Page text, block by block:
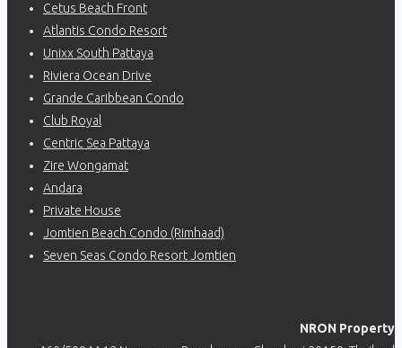
Cetus Beach Front
Atlantis Condo Resort
Unixx South Pattaya
Riviera Ocean Drive
Grande Caribbean Condo
Club Royal
Centric Sea Pattaya
Zire Wongamat
Andara
Private House
Jomtien Beach Condo (Rimhaad)
Seven Seas Condo Resort Jomtien
NRON Property